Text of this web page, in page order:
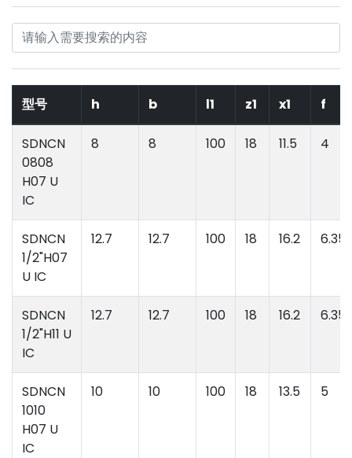
型号 h b l1 z1 x1 f
SDNCN
0808
H07 U
IC
8 8 100 18 11.5 4
SDNCN
1/2"H07
U IC
12.7 12.7 100 18 16.2 6.35
SDNCN
1/2"H11 U
IC
12.7 12.7 100 18 16.2 6.35
SDNCN
1010
H07 U
IC
10 10 100 18 13.5 5